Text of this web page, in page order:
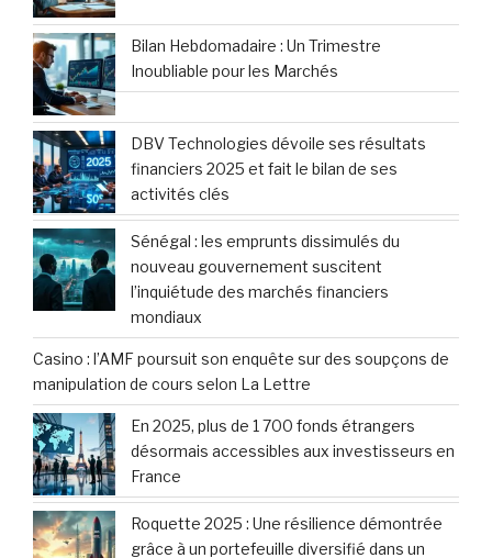
Bilan Hebdomadaire : Un Trimestre
Inoubliable pour les Marchés
DBV Technologies dévoile ses résultats
financiers 2025 et fait le bilan de ses
activités clés
Sénégal : les emprunts dissimulés du
nouveau gouvernement suscitent
l’inquiétude des marchés financiers
mondiaux
Casino : l’AMF poursuit son enquête sur des soupçons de
manipulation de cours selon La Lettre
En 2025, plus de 1 700 fonds étrangers
désormais accessibles aux investisseurs en
France
Roquette 2025 : Une résilience démontrée
grâce à un portefeuille diversifié dans un